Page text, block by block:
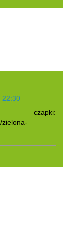
22:30
czapki:
zielona-